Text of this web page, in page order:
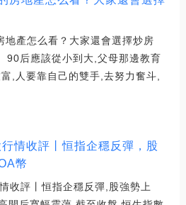
地產怎么看？大家還會選擇炒房
90后應該從小到大,父母那邊教育
,人要靠自己的雙手,去努力奮斗,
情收評丨恒指企穩反彈，股
幣
收評丨恒指企穩反彈,股強勢上